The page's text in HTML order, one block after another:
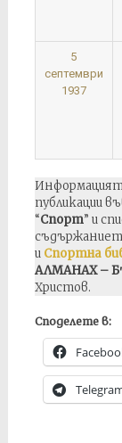
5
септември
1937
публикации
“Спорт” и
и Спортна
АЛМАНАХ –
Христов.
Споделете в: